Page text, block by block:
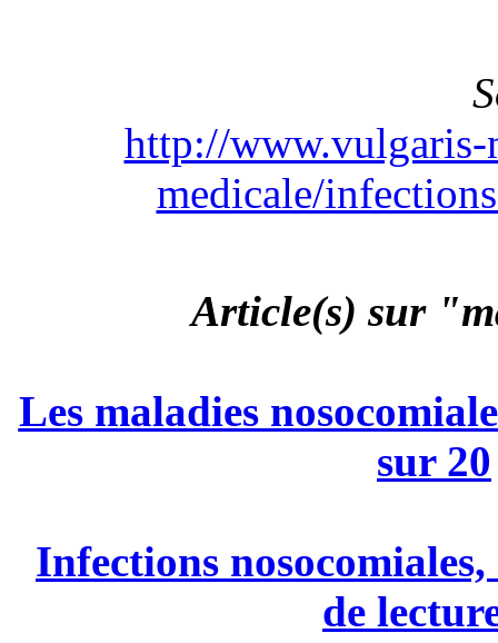
http://www.vulgaris-
medicale/
Article(s) sur
Les maladies
sur 20
Infections
de